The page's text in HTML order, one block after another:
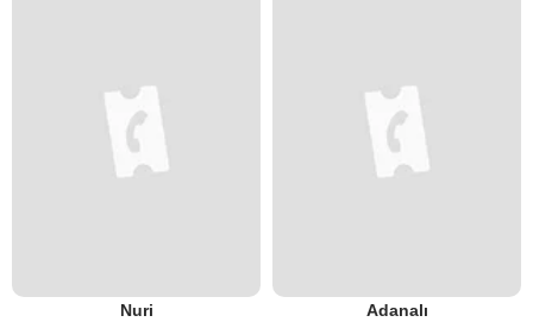
Nuri Adanalı